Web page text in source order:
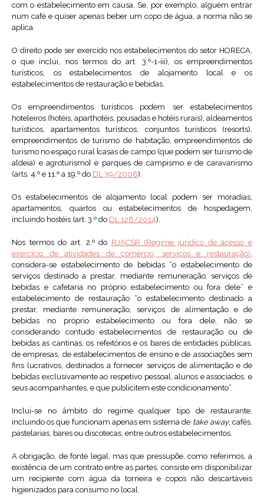
com o estabelecimento em causa. Se, por exemplo, alguém entrar
num café e quiser apenas beber um copo de água, a norma não se
aplica.
O direito pode ser exercido nos estabelecimentos do setor HORECA,
o que inclui, nos termos do art. 3.º-1-iii), os empreendimentos
turísticos, os estabelecimentos de alojamento local e os
estabelecimentos de restauração e bebidas.
Os empreendimentos turísticos podem ser estabelecimentos
hoteleiros (hotéis, aparthotéis, pousadas e hotéis rurais), aldeamentos
turísticos, apartamentos turísticos, conjuntos turísticos (resorts),
empreendimentos de turismo de habitação, empreendimentos de
turismo no espaço rural [casas de campo (que podem ser turismo de
aldeia) e agroturismo] e parques de campismo e de caravanismo
(arts. 4.º e 11.º a 19.º do DL 39/2008).
Os estabelecimentos de alojamento local podem ser moradias,
apartamentos, quartos ou estabelecimentos de hospedagem,
incluindo hostéis (art. 3.º do DL 128/2014).
Nos termos do art. 2.º do RJACSR (Regime jurídico de acesso e
exercício de atividades de comércio, serviços e restauração),
considera-se estabelecimento de bebidas “o estabelecimento de
serviços destinado a prestar, mediante remuneração, serviços de
bebidas e cafetaria no próprio estabelecimento ou fora dele” e
estabelecimento de restauração “o estabelecimento destinado a
prestar, mediante remuneração, serviços de alimentação e de
bebidas no próprio estabelecimento ou fora dele, não se
considerando contudo estabelecimentos de restauração ou de
bebidas as cantinas, os refeitórios e os bares de entidades públicas,
de empresas, de estabelecimentos de ensino e de associações sem
fins lucrativos, destinados a fornecer serviços de alimentação e de
bebidas exclusivamente ao respetivo pessoal, alunos e associados, e
seus acompanhantes, e que publicitem este condicionamento”.
Inclui-se no âmbito do regime qualquer tipo de restaurante,
incluindo os que funcionam apenas em sistema de take away, cafés,
pastelarias, bares ou discotecas, entre outros estabelecimentos.
A obrigação, de fonte legal, mas que pressupõe, como referimos, a
existência de um contrato entre as partes, consiste em disponibilizar
um recipiente com água da torneira e copos não descartáveis
higienizados para consumo no local.